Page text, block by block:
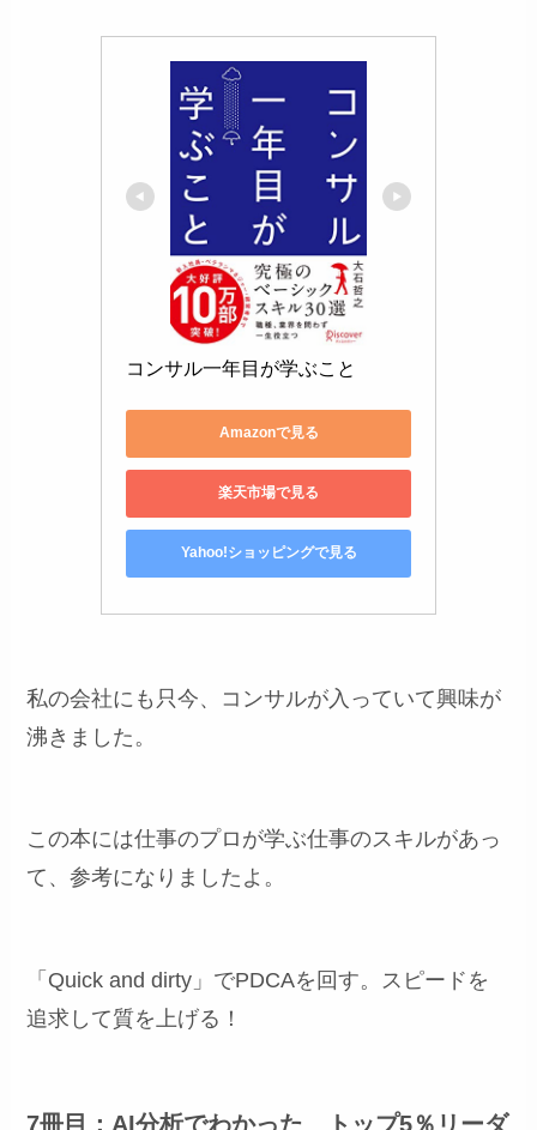
コンサル一年目が学ぶこと
Amazonで見る
楽天市場で見る
Yahoo!ショッピングで見る
私の会社にも只今、コンサルが入っていて興味が
沸きました。
この本には仕事のプロが学ぶ仕事のスキルがあっ
て、参考になりましたよ。
「Quick and dirty」でPDCAを回す。スピードを
追求して質を上げる！
7冊目：AI分析でわかった トップ5％リーダ